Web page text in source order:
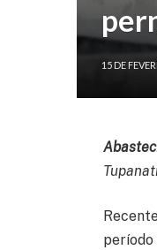
15 DE
período